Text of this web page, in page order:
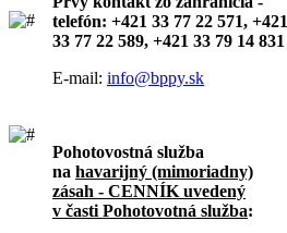
telefón: +421 33 77 22 571, +421
33 77 22 589, +421 33 79 14 831
E-mail: info@bppy.sk
Pohotovostná služba
na havarijný (mimoriadny)
zásah - CENNÍK uvedený
v časti Pohotovotná služba: